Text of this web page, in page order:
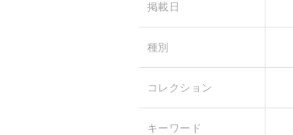
掲載日
種別
コレクション
キーワード